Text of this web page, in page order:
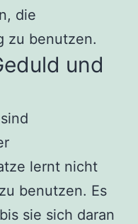
die
zu benutzen.
und
lernt nicht
benutzen. Es
sie sich daran